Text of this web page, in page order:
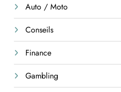
Auto / Moto
Conseils
Finance
Gambling